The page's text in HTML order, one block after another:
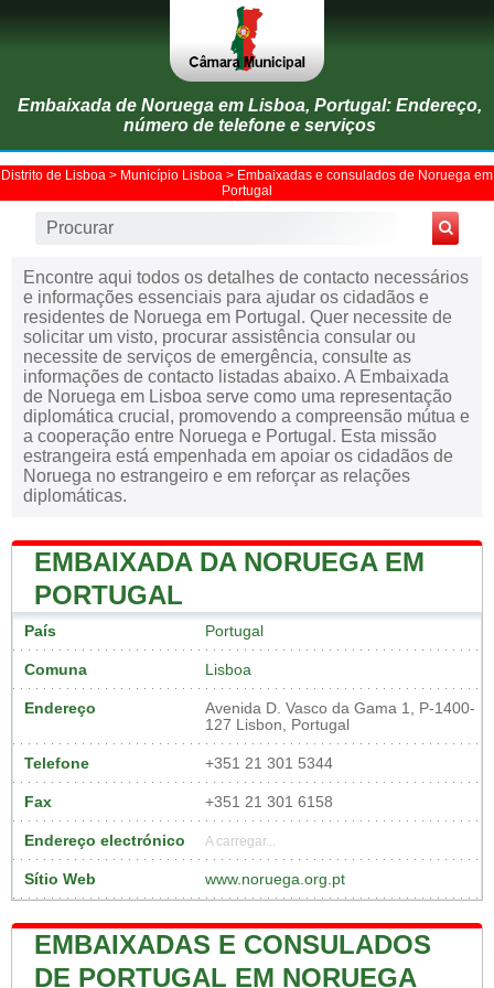
Embaixada de Noruega em Lisboa, Portugal: Endereço,
número de telefone e serviços
Distrito de Lisboa > Município Lisboa > Embaixadas e consulados de Noruega em
Portugal
Encontre aqui todos os detalhes de contacto necessários
e informações essenciais para ajudar os cidadãos e
residentes de Noruega em Portugal. Quer necessite de
solicitar um visto, procurar assistência consular ou
necessite de serviços de emergência, consulte as
informações de contacto listadas abaixo. A Embaixada
de Noruega em Lisboa serve como uma representação
diplomática crucial, promovendo a compreensão mútua e
a cooperação entre Noruega e Portugal. Esta missão
estrangeira está empenhada em apoiar os cidadãos de
Noruega no estrangeiro e em reforçar as relações
diplomáticas.
EMBAIXADA DA NORUEGA EM
PORTUGAL
País Portugal
Comuna Lisboa
Endereço
Avenida D. Vasco da Gama 1, P-1400-
127 Lisbon, Portugal
Telefone +351 21 301 5344
Fax +351 21 301 6158
Endereço electrónico A carregar...
Sítio Web www.noruega.org.pt
EMBAIXADAS E CONSULADOS
DE PORTUGAL EM NORUEGA